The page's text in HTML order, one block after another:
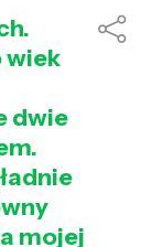
wiek
dwie
mojej